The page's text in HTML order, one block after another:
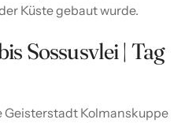
Küste gebaut wurde.
Sossusvlei | Tag
Kolmanskuppe